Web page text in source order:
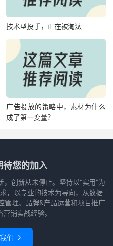
技术型投手，正在被淘汰
广告投放的策略中，素材为什么
成了第一变量？
待您的加入
创新从未停止。坚持以“实用”为
，以专业的技术为导向，从数据
管理、品牌&产品运营和项目推广
销实战经验。
们 